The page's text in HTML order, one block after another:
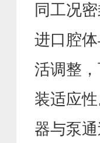
同工况
进口腔
活调整
装适应
器与泵